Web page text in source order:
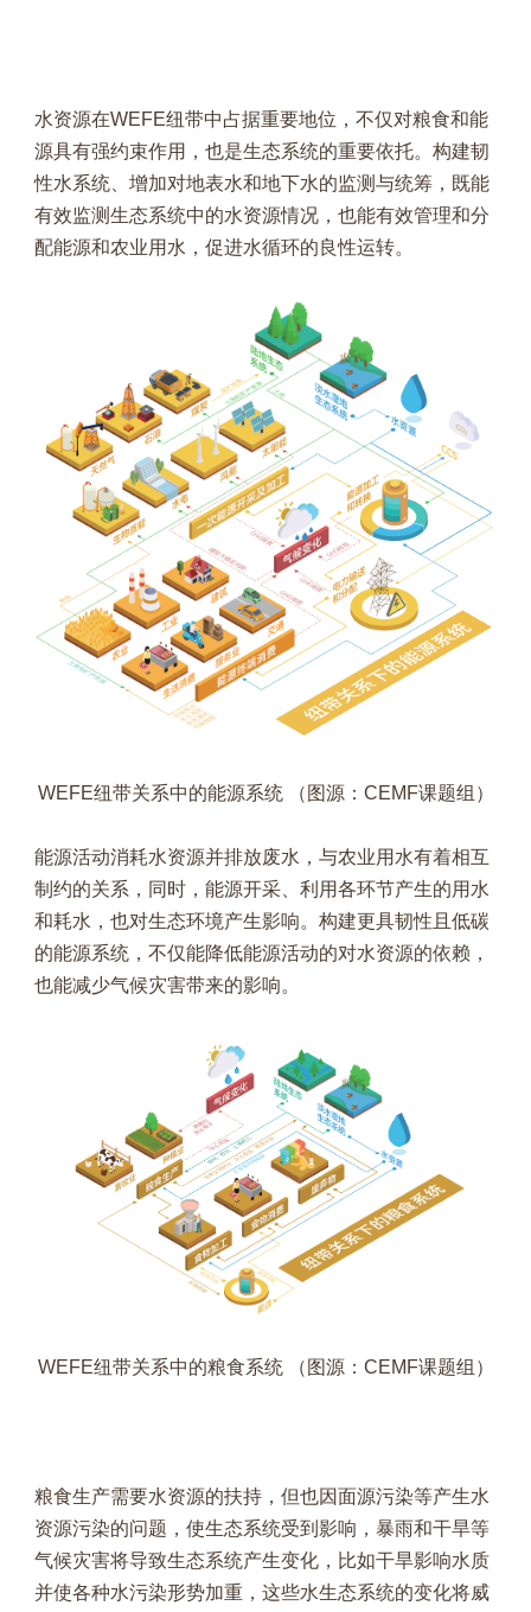
水资源在WEFE纽带中占据重要地位，不仅对粮食和能
源具有强约束作用，也是生态系统的重要依托。构建韧
性水系统、增加对地表水和地下水的监测与统筹，既能
有效监测生态系统中的水资源情况，也能有效管理和分
配能源和农业用水，促进水循环的良性运转。
WEFE纽带关系中的能源系统 （图源：CEMF课题组）
能源活动消耗水资源并排放废水，与农业用水有着相互
制约的关系，同时，能源开采、利用各环节产生的用水
和耗水，也对生态环境产生影响。构建更具韧性且低碳
的能源系统，不仅能降低能源活动的对水资源的依赖，
也能减少气候灾害带来的影响。
WEFE纽带关系中的粮食系统 （图源：CEMF课题组）
粮食生产需要水资源的扶持，但也因面源污染等产生水
资源污染的问题，使生态系统受到影响，暴雨和干旱等
气候灾害将导致生态系统产生变化，比如干旱影响水质
并使各种水污染形势加重，这些水生态系统的变化将威